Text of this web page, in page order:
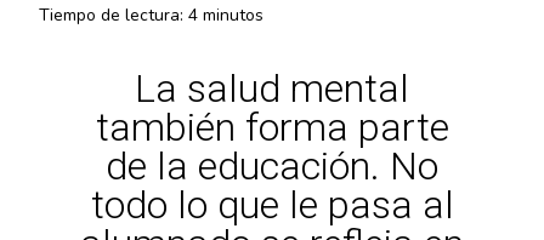
Tiempo de lectura: 4 minutos
La salud mental
también forma parte
de la educación. No
todo lo que le pasa al